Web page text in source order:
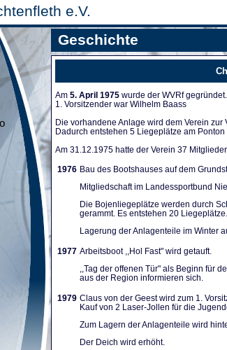
e.V.
Geschichte
Am 5. April 1975 wurde der WVRf gegründet.
1. Vorsitzender war Wilhelm Baass
Die vorhandene Anla­ge wird dem Verein zur
Dadurch entstehen 5 Liegeplät­ze am
Am 31.12.1975 hatte der Verein 37
1976 Bau des Bootshauses auf dem
Mitgliedschaft im Landes­sportbund
Die Bojenliegeplätze werden durch
gerammt. Es entstehen 20 Lie­geplätze.
Lagerung der Anlagenteile im Winter
1977 Arbeitsboot ,,Hol Fast" wird getauft.
,,Tag der offenen Tür" als Be­ginn für
aus der Region infor­mieren sich.
1979 Claus von der Geest wird zum 1.
Kauf von 2 Laser-Jollen für die
Zum Lagern der Anlagentei­le wird
Der Deich wird erhöht.